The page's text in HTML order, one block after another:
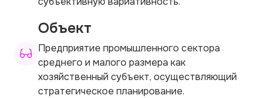
Объект
Предприятие промышленного сектора
среднего и малого размера как
хозяйственный субъект, осуществляющий
стратегическое планирование.